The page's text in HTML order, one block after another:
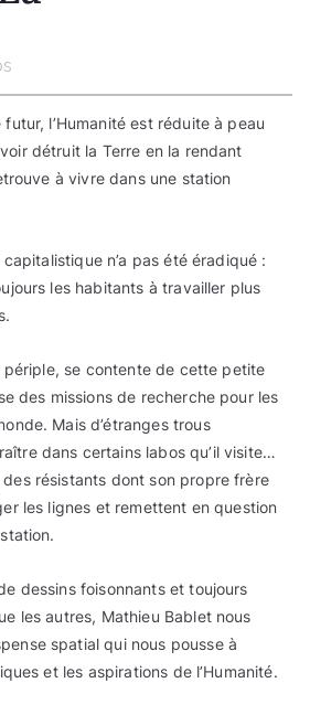
l’Humanité est réduite à peau
détruit la Terre en la rendant
à vivre dans une station
n’a pas été éradiqué :
les habitants à travailler plus
se contente de cette petite
des missions de recherche pour les
Mais d’étranges trous
dans certains labos qu’il visite…
des résistants dont son propre frère
les lignes et remettent en question
dessins foisonnants et toujours
les autres, Mathieu Bablet nous
spatial qui nous pousse à
et les aspirations de l’Humanité.